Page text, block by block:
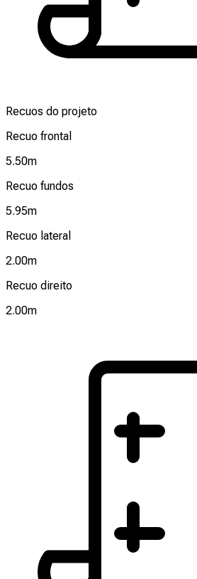
Recuos do projeto
Recuo frontal
5.50m
Recuo fundos
5.95m
Recuo lateral
2.00m
Recuo direito
2.00m